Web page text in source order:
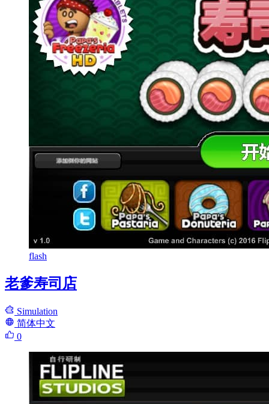
flash
老爹寿司店
Simulation
简体中文
0